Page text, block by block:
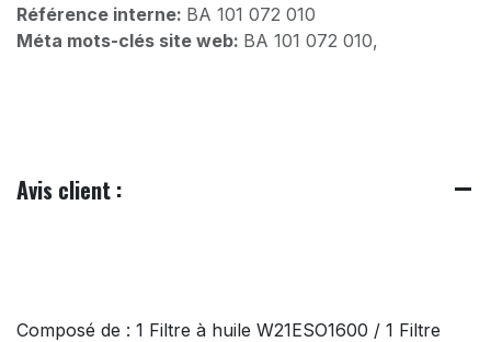
Référence interne: BA 101 072 010
Méta mots-clés site web: BA 101 072 010,
Avis client :
Composé de : 1 Filtre à huile W21ESO1600 / 1 Filtre